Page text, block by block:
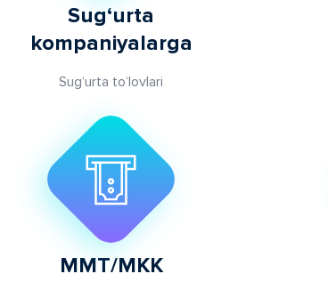
Sug‘urta
kompaniyalarga
Sug‘urta to‘lovlari
MMT/MKK